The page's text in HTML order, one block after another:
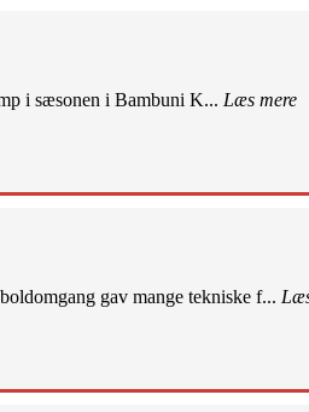
i sæsonen i Bambuni K... Læs mere
gav mange tekniske f...